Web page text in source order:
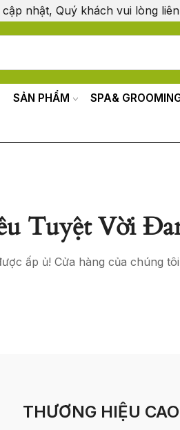
nhật, Quý khách vui lòng
SẢN PHẨM SPA&
Tuyệt Vời
ấp ủ! Cửa hàng của chúng
THƯƠNG HIỆU